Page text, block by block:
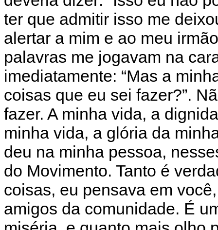
ter que admitir isso me
alertar a mim e ao meu
palavras me jogavam na
imediatamente: “Mas a
coisas que eu sei fazer?”.
fazer. A minha vida, a
minha vida, a glória da
deu na minha pessoa,
do Movimento. Tanto é
coisas, eu pensava em
amigos da comunidade. É